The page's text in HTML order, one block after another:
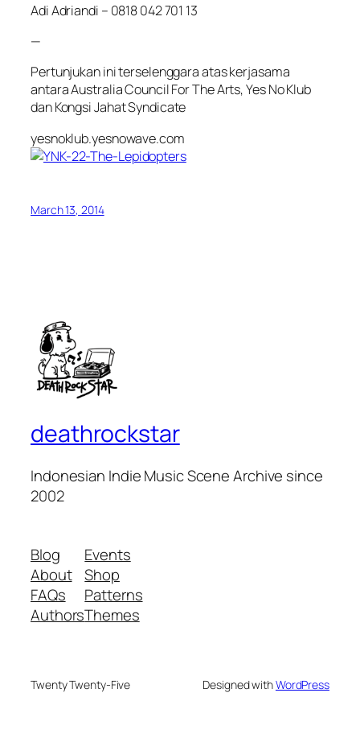
Adi Adriandi – 0818 042 701 13
—
Pertunjukan ini terselenggara atas kerjasama
antara Australia Council For The Arts, Yes No Klub
dan Kongsi Jahat Syndicate
yesnoklub.yesnowave.com
March 13, 2014
deathrockstar
Indonesian Indie Music Scene Archive since
2002
Blog
About
FAQs
Authors
Events
Shop
Patterns
Themes
Twenty Twenty-Five Designed withWordPress